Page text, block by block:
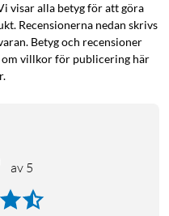
visar alla betyg för att göra
Recensionerna nedan skrivs
Betyg och recensioner
om villkor för publicering här
av 5